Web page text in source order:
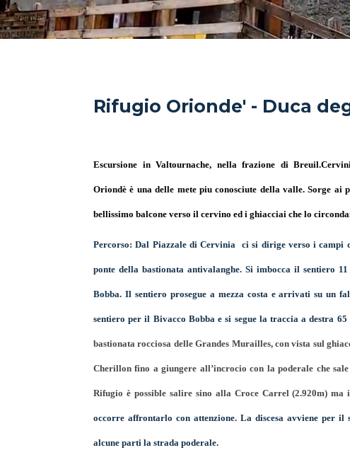
Rifugio Orionde' - Duca
Escursione in Valtournache, nella frazione di
Oriondè è una delle mete piu conosciute della valle. Sorge ai
bellissimo balcone verso il cervino ed i ghiacciai che lo
Percorso: Dal Piazzale di Cervinia ci si dirige verso i campi
ponte della bastionata antivalanghe. Si imbocca il sentiero
Bobba. Il sentiero prosegue a mezza costa e arrivati su un
sentiero per il Bivacco Bobba e si segue la traccia a destra 65
bastionata rocciosa delle Grandes Murailles, con vista sul
Cherillon fino a giungere all’incrocio con la poderale che
Rifugio è possible salire sino alla Croce Carrel (2.920m) ma
occorre affrontarlo con attenzione. La discesa avviene per il
alcune parti la strada poderale.